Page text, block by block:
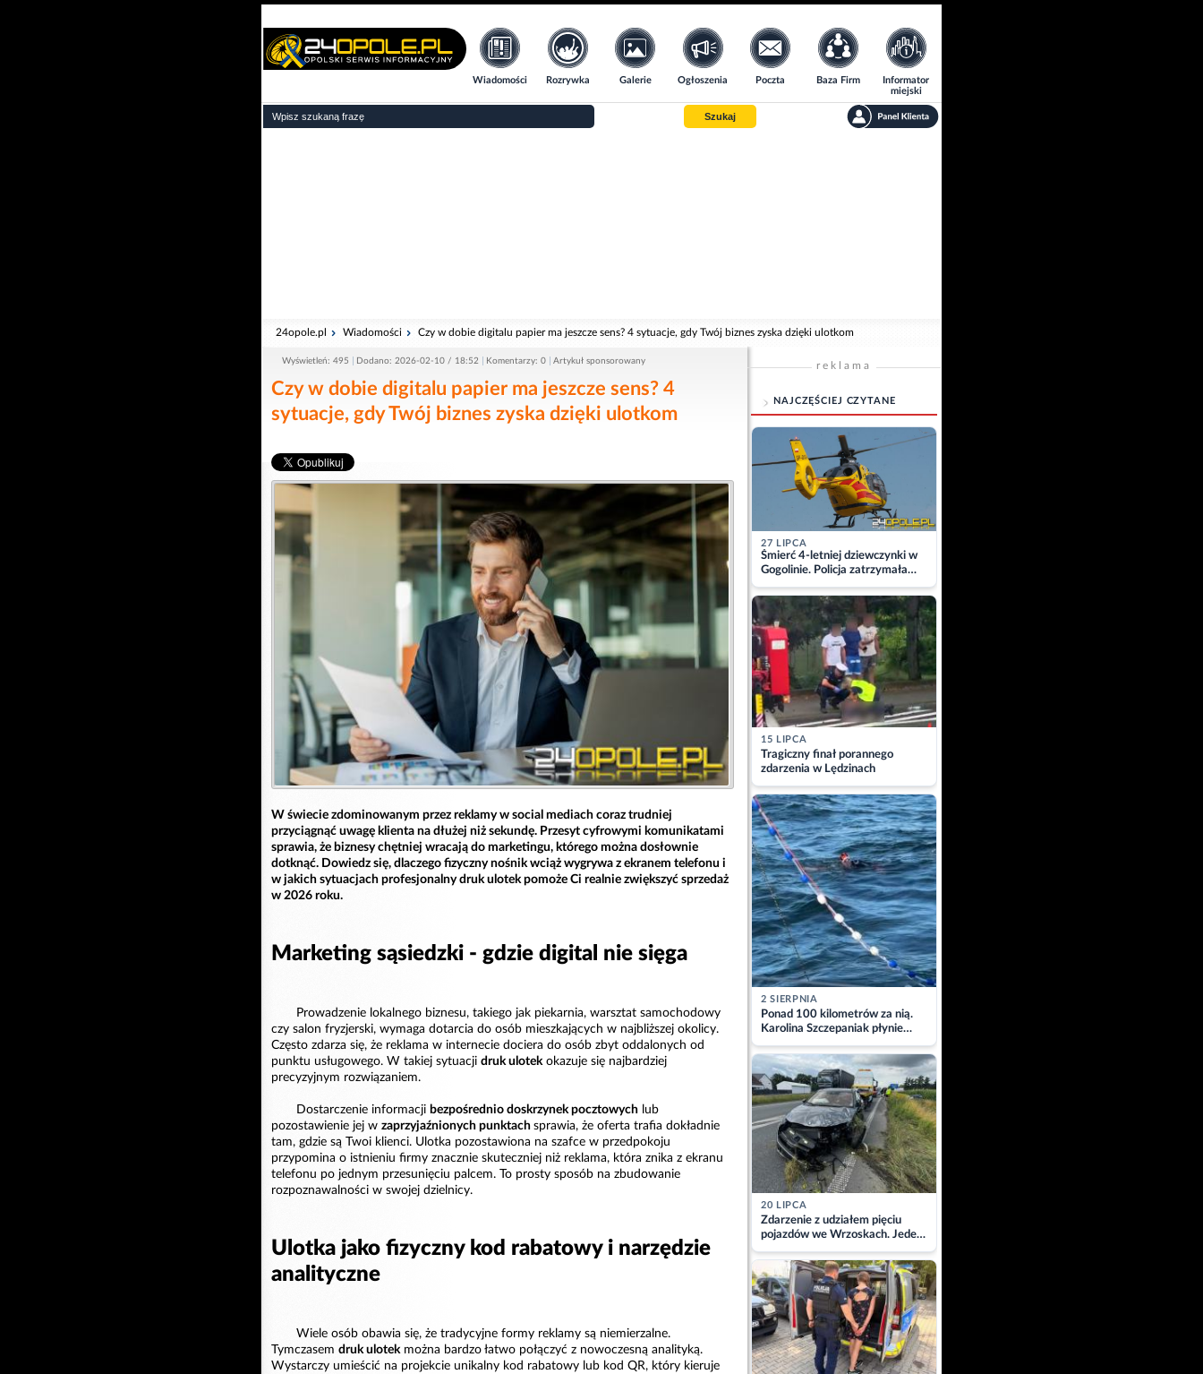
Wiadomości Rozrywka Galerie Ogłoszenia Poczta Baza Firm
Informator
miejski
Szukaj
24opole.pl Wiadomości Czy w dobie digitalu papier ma jeszcze sens? 4 sytuacje, gdy Twój biznes zyska dzięki ulotkom
Wyświetleń: 495 Dodano: 2026-02-10 / 18:52 Komentarzy: 0 Artykuł sponsorowany
Czy w dobie digitalu papier ma jeszcze sens? 4
sytuacje, gdy Twój biznes zyska dzięki ulotkom
W świecie zdominowanym przez reklamy w social mediach coraz trudniej
przyciągnąć uwagę klienta na dłużej niż sekundę. Przesyt cyfrowymi komunikatami
sprawia, że biznesy chętniej wracają do marketingu, którego można dosłownie
dotknąć. Dowiedz się, dlaczego fizyczny nośnik wciąż wygrywa z ekranem telefonu i
w jakich sytuacjach profesjonalny druk ulotek pomoże Ci realnie zwiększyć sprzedaż
w 2026 roku.
Marketing sąsiedzki - gdzie digital nie sięga
Prowadzenie lokalnego biznesu, takiego jak piekarnia, warsztat samochodowy
czy salon fryzjerski, wymaga dotarcia do osób mieszkających w najbliższej okolicy.
Często zdarza się, że reklama w internecie dociera do osób zbyt oddalonych od
punktu usługowego. W takiej sytuacji druk ulotekokazuje się najbardziej
precyzyjnym rozwiązaniem.
Dostarczenie informacji bezpośrednio doskrzynek pocztowych lub
pozostawienie jej w zaprzyjaźnionych punktach sprawia, że oferta trafia dokładnie
tam, gdzie są Twoi klienci. Ulotka pozostawiona na szafce w przedpokoju
przypomina o istnieniu firmy znacznie skuteczniej niż reklama, która znika z ekranu
telefonu po jednym przesunięciu palcem. To prosty sposób na zbudowanie
rozpoznawalności w swojej dzielnicy.
Ulotka jako fizyczny kod rabatowy i narzędzie
analityczne
Wiele osób obawia się, że tradycyjne formy reklamy są niemierzalne.
Tymczasem druk ulotekmożna bardzo łatwo połączyć z nowoczesną analityką.
Wystarczy umieścić na projekcie unikalny kod rabatowy lub kod QR, który kieruje
reklama
NAJCZĘŚCIEJ CZYTANE
27 LIPCA
Śmierć 4-letniej dziewczynki w
Gogolinie. Policja zatrzymała
matkę
15 LIPCA
Tragiczny finał porannego
zdarzenia w Lędzinach
2 SIERPNIA
Ponad 100 kilometrów za nią.
Karolina Szczepaniak płynie
przez Bałtyk dla Piotra.
Aktualizacja
20 LIPCA
Zdarzenie z udziałem pięciu
pojazdów we Wrzoskach. Jeden
z kierowców zabrany w
kajdankach